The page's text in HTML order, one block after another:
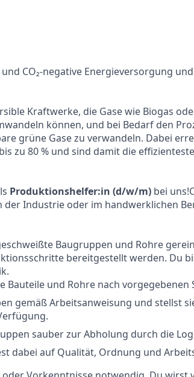
CO₂-negative Energieversorgung
Kraftwerke, die Gase wie Biogas
können, und bei Bedarf den
grüne Gase zu verwandeln. Dabei
zu 80 % und sind damit die
Produktionshelfer:in (d/w/m) bei
Industrie oder im handwerklichen
Baugruppen und Rohre
bereitgestellt werden. Du
Bauteile und Rohre nach vorgegebenen
gemäß Arbeitsanweisung und stellst
sauber zur Abholung durch die
dabei auf Qualität, Ordnung und